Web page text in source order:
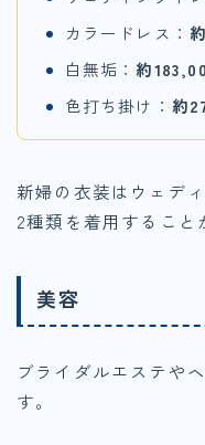
カラードレス：
白無垢： 約
色打ち掛け： 約
新婦の衣装はウェデ
2種類を着用すること
美容
ブライダルエステや
す。